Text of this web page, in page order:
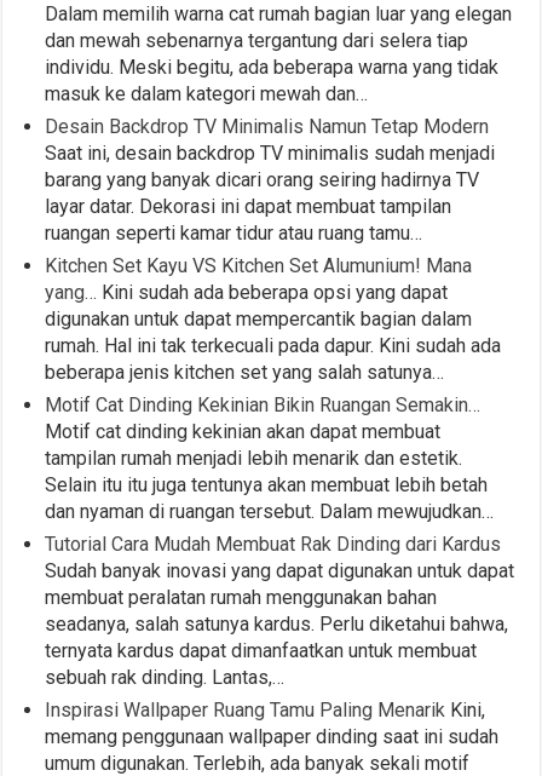
Dalam memilih warna cat rumah bagian luar yang elegan
dan mewah sebenarnya tergantung dari selera tiap
individu. Meski begitu, ada beberapa warna yang tidak
masuk ke dalam kategori mewah dan…
Desain Backdrop TV Minimalis Namun Tetap Modern
Saat ini, desain backdrop TV minimalis sudah menjadi
barang yang banyak dicari orang seiring hadirnya TV
layar datar. Dekorasi ini dapat membuat tampilan
ruangan seperti kamar tidur atau ruang tamu…
Kitchen Set Kayu VS Kitchen Set Alumunium! Mana
yang… Kini sudah ada beberapa opsi yang dapat
digunakan untuk dapat mempercantik bagian dalam
rumah. Hal ini tak terkecuali pada dapur. Kini sudah ada
beberapa jenis kitchen set yang salah satunya…
Motif Cat Dinding Kekinian Bikin Ruangan Semakin…
Motif cat dinding kekinian akan dapat membuat
tampilan rumah menjadi lebih menarik dan estetik.
Selain itu itu juga tentunya akan membuat lebih betah
dan nyaman di ruangan tersebut. Dalam mewujudkan…
Tutorial Cara Mudah Membuat Rak Dinding dari Kardus
Sudah banyak inovasi yang dapat digunakan untuk dapat
membuat peralatan rumah menggunakan bahan
seadanya, salah satunya kardus. Perlu diketahui bahwa,
ternyata kardus dapat dimanfaatkan untuk membuat
sebuah rak dinding. Lantas,…
Inspirasi Wallpaper Ruang Tamu Paling Menarik Kini,
memang penggunaan wallpaper dinding saat ini sudah
umum digunakan. Terlebih, ada banyak sekali motif